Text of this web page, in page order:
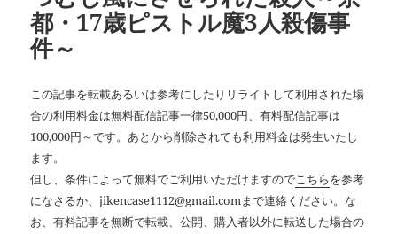
都・17歳ピストル魔3人殺傷事
件～
この記事を転載あるいは参考にしたりリライトして利用された場
合の利用料金は無料配信記事一律50,000円、有料配信記事は
100,000円～です。あとから削除されても利用料金は発生いたし
ます。
但し、条件によって無料でご利用いただけますのでこちらを参考
になさるか、jikencase1112@gmail.comまで連絡ください。な
お、有料記事を無断で転載、公開、購入者以外に転送した場合の